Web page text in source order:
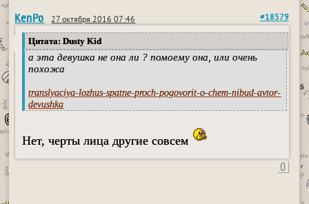
KenPo 27 октября 2016 07:46 #18579
Цитата: Dusty Kid
а эта девушка не она ли ? помоему она, или очень
похожа
translyaciya-lozhus-spatne-proch-pogovorit-o-chem-nibud-avtor-
devushka
Нет, черты лица другие совсем
0